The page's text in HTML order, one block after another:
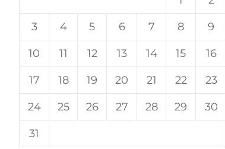
3 4 5 6 7 8 9
10 11 12 13 14 15 16
17 18 19 20 21 22 23
24 25 26 27 28 29 30
31